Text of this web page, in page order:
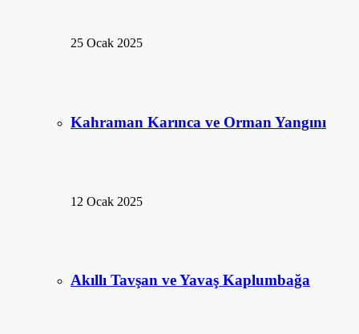
25 Ocak 2025
Kahraman Karınca ve Orman Yangını
12 Ocak 2025
Akıllı Tavşan ve Yavaş Kaplumbağa